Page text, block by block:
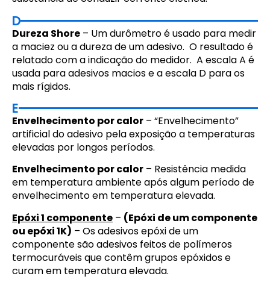
D
Dureza Shore – Um durômetro é usado para medir
a maciez ou a dureza de um adesivo. O resultado é
relatado com a indicação do medidor. A escala A é
usada para adesivos macios e a escala D para os
mais rígidos.
E
Envelhecimento por calor – “Envelhecimento”
artificial do adesivo pela exposição a temperaturas
elevadas por longos períodos.
Envelhecimento por calor – Resistência medida
em temperatura ambiente após algum período de
envelhecimento em temperatura elevada.
Epóxi 1 componente – (Epóxi de um componente
ou epóxi 1K) – Os adesivos epóxi de um
componente são adesivos feitos de polímeros
termocuráveis que contêm grupos epóxidos e
curam em temperatura elevada.